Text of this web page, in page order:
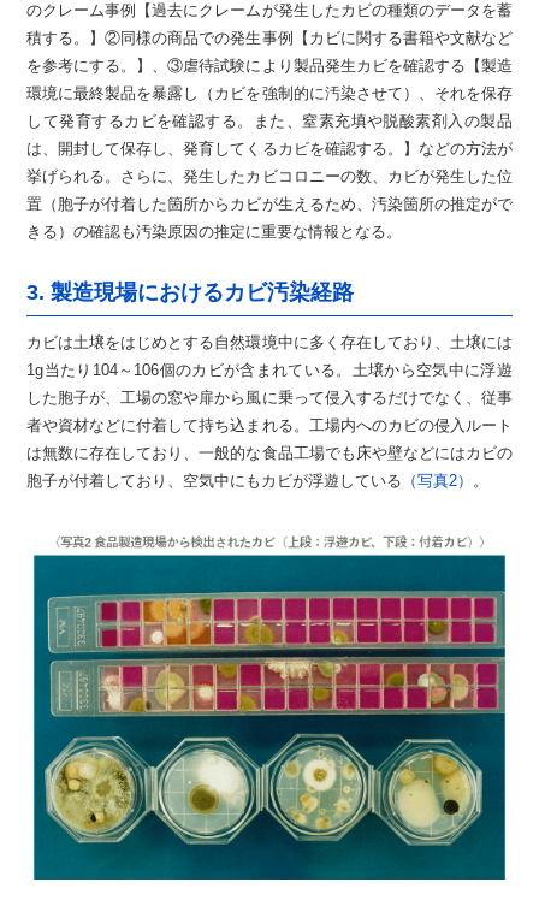
のクレーム事例【過去にクレームが発生したカビの種類のデータを蓄
積する。】②同様の商品での発生事例【カビに関する書籍や文献など
を参考にする。】、③虐待試験により製品発生カビを確認する【製造
環境に最終製品を暴露し（カビを強制的に汚染させて）、それを保存
して発育するカビを確認する。また、窒素充填や脱酸素剤入の製品
は、開封して保存し、発育してくるカビを確認する。】などの方法が
挙げられる。さらに、発生したカビコロニーの数、カビが発生した位
置（胞子が付着した箇所からカビが生えるため、汚染箇所の推定がで
きる）の確認も汚染原因の推定に重要な情報となる。
3. 製造現場におけるカビ汚染経路
カビは土壌をはじめとする自然環境中に多く存在しており、土壌には
1g当たり104～106個のカビが含まれている。土壌から空気中に浮遊
した胞子が、工場の窓や扉から風に乗って侵入するだけでなく、従事
者や資材などに付着して持ち込まれる。工場内へのカビの侵入ルート
は無数に存在しており、一般的な食品工場でも床や壁などにはカビの
胞子が付着しており、空気中にもカビが浮遊している （写真2） 。